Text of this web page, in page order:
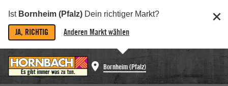
Ist Bornheim (Pfalz) Dein richtiger Markt?
JA, RICHTIG Anderen Markt wählen
Bornheim (Pfalz)